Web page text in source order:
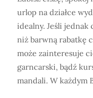
urlop na działce
idealny. Jeśli jednak
niż barwną rabatkę
może zainteresuje
garncarski, bądź
mandali. W każdym